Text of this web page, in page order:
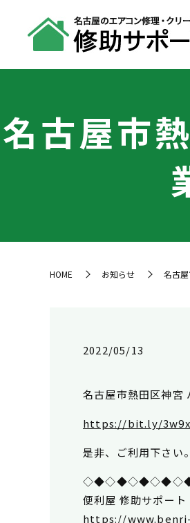
名古屋市
HOME お知らせ 名古
2022/05/13
名古屋市熱田区神宮
https://bit.ly/
是非、ご利用下さい。
便利屋 修助サポート
https://